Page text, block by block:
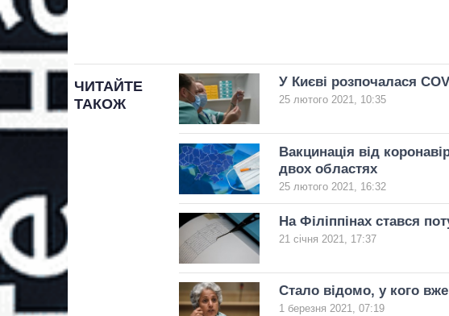
ЧИТАЙТЕ
ТАКОЖ
У Києві розпочалася
25 лютого 2021, 10:35
Вакцинація від
двох областях
25 лютого 2021, 16:32
На Філіппінах стався
21 січня 2021, 17:37
Стало відомо, у кого
1 березня 2021, 07:19